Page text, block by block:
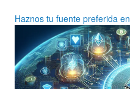
Haznos tu fuente preferida en